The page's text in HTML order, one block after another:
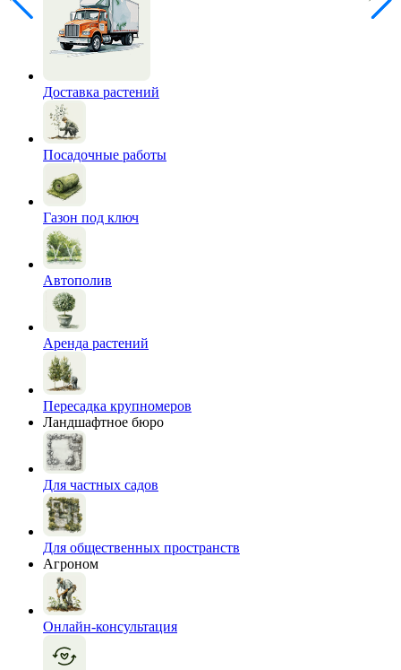
Доставка растений
Посадочные работы
Газон под ключ
Автополив
Аренда растений
Пересадка крупномеров
Ландшафтное бюро
Для частных садов
Для общественных пространств
Агроном
Онлайн-консультация